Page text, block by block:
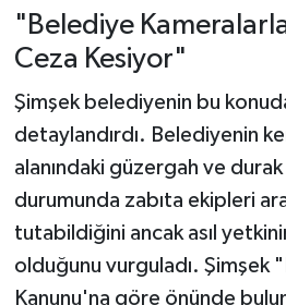
"Belediye
Ceza Kesiyor"
Şimşek belediyenin bu
detaylandırdı. Belediyenin
alanındaki güzergah ve durak
durumunda zabıta ekipleri
tutabildiğini ancak asıl
olduğunu vurguladı. Şimşek
Kanunu'na göre önünde